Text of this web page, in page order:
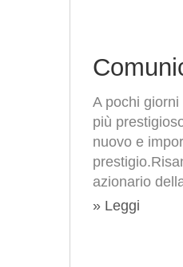
A pochi giorni
più
nuovo e
azionario
» Leggi